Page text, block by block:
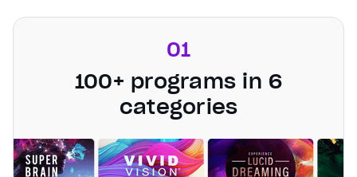
01
100+ programs in 6
categories